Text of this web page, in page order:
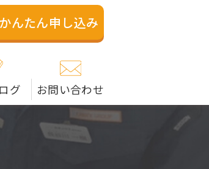
業者です。米
んたん申し込み
グ お問い合わせ